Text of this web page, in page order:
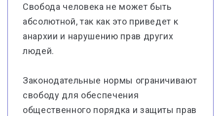
Свобода человека не может быть
абсолютной, так как это приведет к
анархии и нарушению прав других
людей.
Законодательные нормы ограничивают
свободу для обеспечения
общественного порядка и защиты прав